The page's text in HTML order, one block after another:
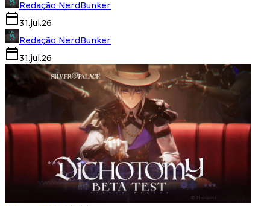
Redação NerdBunker
31.jul.26
Redação NerdBunker
31.jul.26